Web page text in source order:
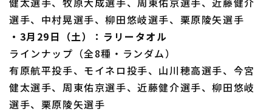
利用規約 プライバシーポリシー
運営会社（別ウィンドウで開く） よくある質問
特定商取引法の表示 アルバイト募集 （別ウィンドウで開く
選手、中村晃選手、柳田悠岐選手、栗原陵矢選手
・3月29日（土）：ラリータオル
ラインナップ（全8種・ランダム）
有原航平投手、モイネロ投手、山川穂高選手、今宮
健太選手、周東佑京選手、近藤健介選手、柳田悠岐
選手、栗原陵矢選手